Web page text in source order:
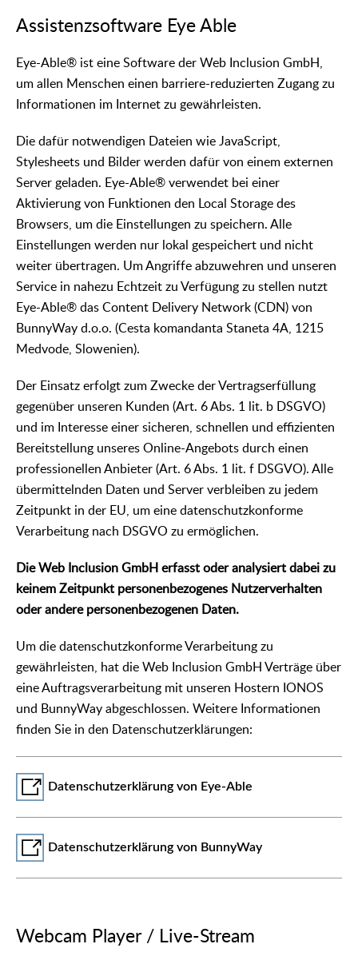
Assistenzsoftware Eye Able
Eye-Able® ist eine Software der Web Inclusion GmbH,
um allen Menschen einen barriere-reduzierten Zugang zu
Informationen im Internet zu gewährleisten.
Die dafür notwendigen Dateien wie JavaScript,
Stylesheets und Bilder werden dafür von einem externen
Server geladen. Eye-Able® verwendet bei einer
Aktivierung von Funktionen den Local Storage des
Browsers, um die Einstellungen zu speichern. Alle
Einstellungen werden nur lokal gespeichert und nicht
weiter übertragen. Um Angriffe abzuwehren und unseren
Service in nahezu Echtzeit zu Verfügung zu stellen nutzt
Eye-Able® das Content Delivery Network (CDN) von
BunnyWay d.o.o. (Cesta komandanta Staneta 4A, 1215
Medvode, Slowenien).
Der Einsatz erfolgt zum Zwecke der Vertragserfüllung
gegenüber unseren Kunden (Art. 6 Abs. 1 lit. b DSGVO)
und im Interesse einer sicheren, schnellen und effizienten
Bereitstellung unseres Online-Angebots durch einen
professionellen Anbieter (Art. 6 Abs. 1 lit. f DSGVO). Alle
übermittelnden Daten und Server verbleiben zu jedem
Zeitpunkt in der EU, um eine datenschutzkonforme
Verarbeitung nach DSGVO zu ermöglichen.
Die Web Inclusion GmbH erfasst oder analysiert dabei zu
keinem Zeitpunkt personenbezogenes Nutzerverhalten
oder andere personenbezogenen Daten.
Um die datenschutzkonforme Verarbeitung zu
gewährleisten, hat die Web Inclusion GmbH Verträge über
eine Auftragsverarbeitung mit unseren Hostern IONOS
und BunnyWay abgeschlossen. Weitere Informationen
finden Sie in den Datenschutzerklärungen:
Datenschutzerklärung von Eye-Able
Datenschutzerklärung von BunnyWay
Webcam Player / Live-Stream